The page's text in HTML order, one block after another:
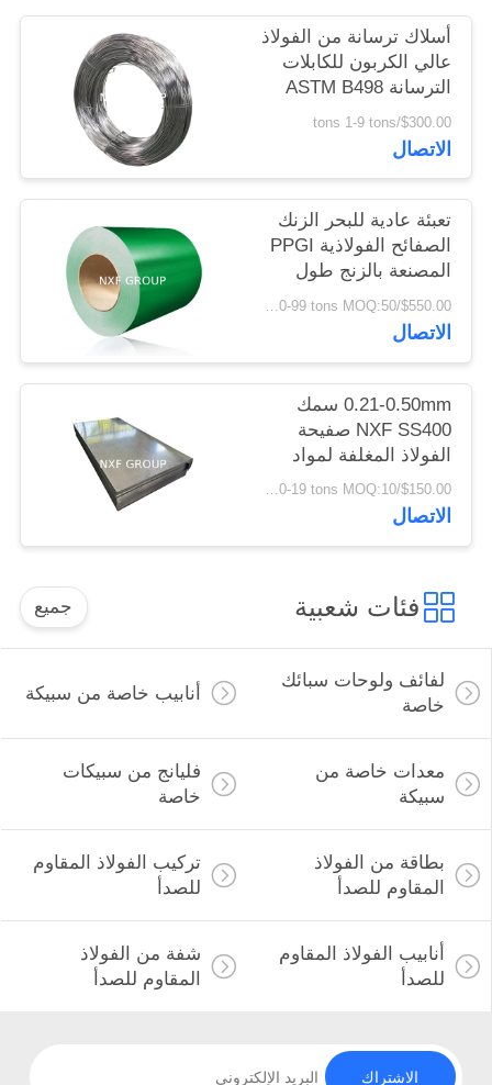
الموقع
سياسة
الخصوصية
أسلاك ترسانة من الفولاذ
عالي الكربون للكابلات
الترسانة ASTM B498
الغزل الساخن GI
$300.00/tons 1-9 tons
الاتصال
تعبئة عادية للبحر الزنك
الصفائح الفولاذية PPGI
المصنعة بالزنج طول
الفولاذ المغلف باللون
للصفائح السطحية و
0.12-6mm سمك
$550.00/tons 50-99 tons MOQ:50 طن
الاتصال
0.21-0.50mm سمك
NXF SS400 صفيحة
الفولاذ المغلفة لمواد
البناء Z61-Z80 غير مطلية
ويمكن تخصيصها
$150.00/tons 10-19 tons MOQ:10 أطنان
الاتصال
فئات شعبية جميع
لفائف ولوحات سبائك
خاصة
أنابيب خاصة من سبيكة
معدات خاصة من
سبيكة
فليانج من سبيكات
خاصة
بطاقة من الفولاذ
المقاوم للصدأ
تركيب الفولاذ المقاوم
للصدأ
أنابيب الفولاذ المقاوم
للصدأ
شفة من الفولاذ
المقاوم للصدأ
الاشتراك